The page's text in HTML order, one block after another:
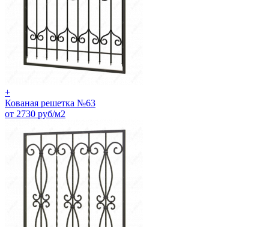
+
Кованая решетка №63
от 2730 руб/м2